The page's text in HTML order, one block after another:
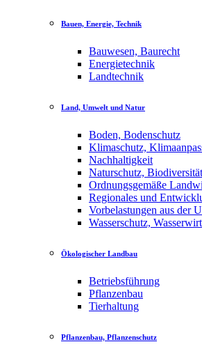
Bauen, Energie, Technik
Bauwesen, Baurecht
Energietechnik
Landtechnik
Land, Umwelt und Natur
Boden, Bodenschutz
Klimaschutz,
Nachhaltigkeit
Naturschutz, Biodiversität
Ordnungsgemäße
Regionales und
Vorbelastungen aus der
Wasserschutz,
Ökologischer Landbau
Betriebsführung
Pflanzenbau
Tierhaltung
Pflanzenbau, Pflanzenschutz